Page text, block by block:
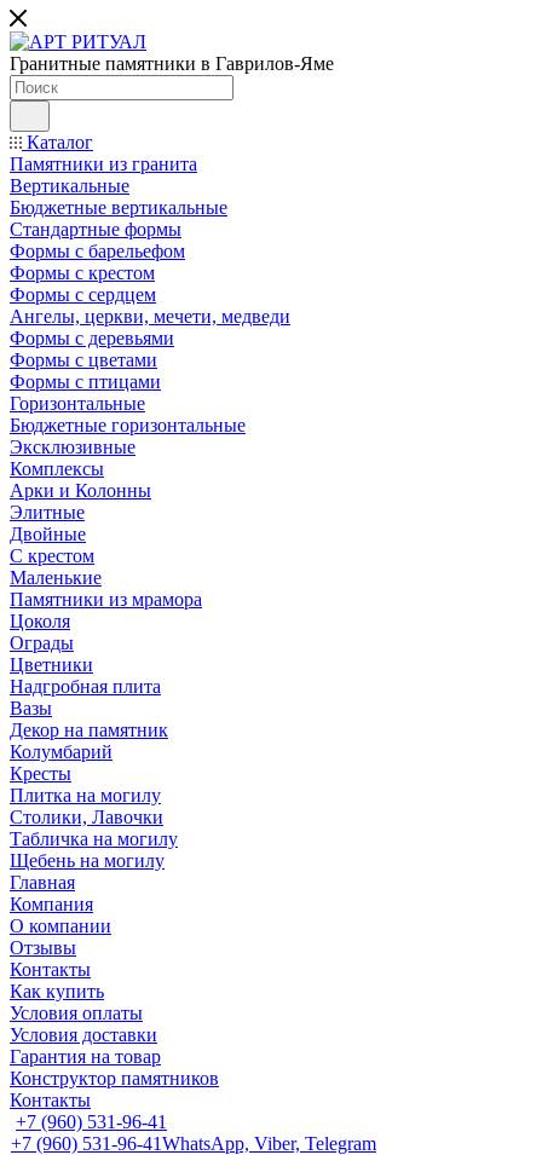
Гранитные памятники в Гаврилов-Яме
Каталог
Памятники из гранита
Вертикальные
Бюджетные вертикальные
Стандартные формы
Формы с барельефом
Формы с крестом
Формы с сердцем
Ангелы, церкви, мечети, медведи
Формы с деревьями
Формы с цветами
Формы с птицами
Горизонтальные
Бюджетные горизонтальные
Эксклюзивные
Комплексы
Арки и Колонны
Элитные
Двойные
С крестом
Маленькие
Памятники из мрамора
Цоколя
Ограды
Цветники
Надгробная плита
Вазы
Декор на памятник
Колумбарий
Кресты
Плитка на могилу
Столики, Лавочки
Табличка на могилу
Щебень на могилу
Главная
Компания
О компании
Отзывы
Контакты
Как купить
Условия оплаты
Условия доставки
Гарантия на товар
Конструктор памятников
Контакты
+7 (960) 531-96-41
+7 (960) 531-96-41WhatsApp, Viber, Telegram